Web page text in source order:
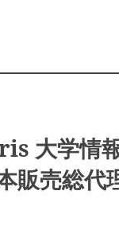
大学情
販売総代